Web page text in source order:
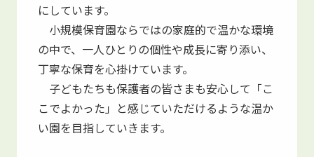
にしています。
小規模保育園ならではの家庭的で温かな環境
の中で、一人ひとりの個性や成長に寄り添い、
丁寧な保育を心掛けています。
子どもたちも保護者の皆さまも安心して「こ
こでよかった」と感じていただけるような温か
い園を目指していきます。